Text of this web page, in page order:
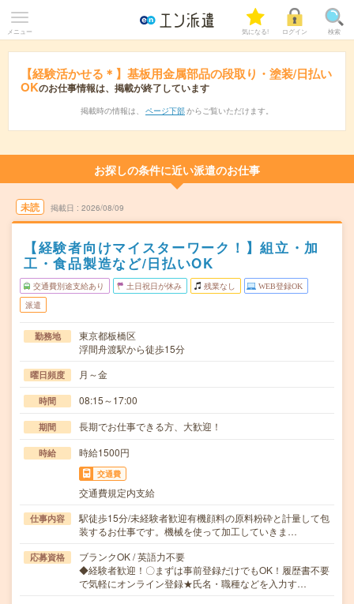
メニュー 気になる! ログイン 検索
【経験活かせる＊】基板用金属部品の段取り・塗装/日払い
OKのお仕事情報は、掲載が終了しています
掲載時の情報は、 ページ下部 からご覧いただけます。
お探しの条件に近い派遣のお仕事
未読 掲載日 2026/08/09
【経験者向けマイスターワーク！】組立・加
工・食品製造など/日払いOK
交通費別途支給あり 土日祝日が休み 残業なし WEB登録OK
派遣
勤務地
東京都板橋区
浮間舟渡駅から徒歩15分
曜日頻度 月～金
時間 08:15～17:00
期間 長期でお仕事できる方、大歓迎！
時給 時給1500円
交通費
交通費規定内支給
仕事内容
駅徒歩15分/未経験者歓迎有機顔料の原料粉砕と計量して包
装するお仕事です。機械を使って加工していきま…
応募資格
ブランクOK / 英語力不要
◆経験者歓迎！〇まずは事前登録だけでもOK！履歴書不要
で気軽にオンライン登録★氏名・職種などを入力す…